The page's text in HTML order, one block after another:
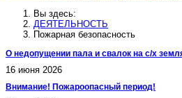
Вы здесь:
ДЕЯТЕЛЬНОСТЬ
Пожарная безопасность
О недопущении пала и свалок на с/х
16 июня 2026
Внимание! Пожароопасный период!